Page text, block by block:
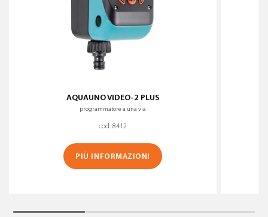
AQUAUNO VIDEO-2 PLUS
programmatore a una via
cod. 8412
PIÙ INFORMAZIONI